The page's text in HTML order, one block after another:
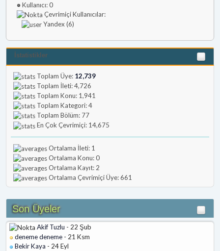
Kullanıcı: 0
Çevrimiçi Kullanıcılar:
Yandex (6)
İstatistikler
Toplam Üye: 12,739
Toplam İleti: 4,726
Toplam Konu: 1,941
Toplam Kategori: 4
Toplam Bölüm: 77
En Çok Çevrimiçi: 14,675
Ortalama İleti: 1
Ortalama Konu: 0
Ortalama Kayıt: 2
Ortalama Çevrimiçi Üye: 661
Son Üyeler
Akif Tuzlu - 22 Şub
deneme deneme - 21 Ksm
Bekir Kaya - 24 Eyl